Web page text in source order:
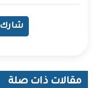
شارك
مقالات ذات صلة